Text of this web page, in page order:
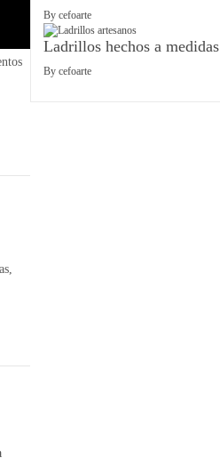
By cefoarte
Ladrillos hechos a medidas
By cefoarte